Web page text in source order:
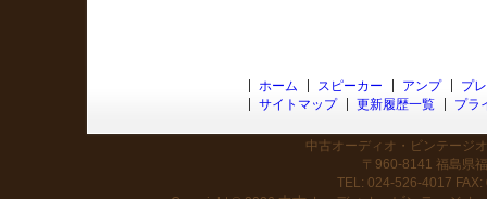
ホーム スピーカー アンプ
プ
サイトマップ
更新履歴一覧 プラ
中古オーディオ・ビンテージ
〒960-8141 福島県
TEL: 024-526-4017